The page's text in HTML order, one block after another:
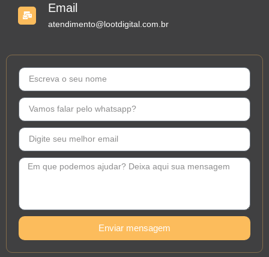
Email
atendimento@lootdigital.com.br
Enviar mensagem